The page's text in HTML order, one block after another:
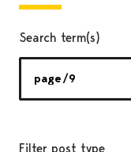
Search term(s)
Filter post type